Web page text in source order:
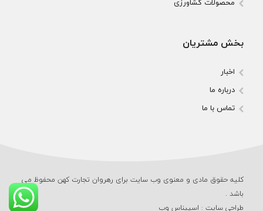
بخش مشتریان
اخبار
درباره ما
تماس با ما
کلیه حقوق مادی و معنوی وب‌ سایت برای رهروان تجارت کهن محفوظ می‌
باشد .
طراحی سایت: اسپیناس وب